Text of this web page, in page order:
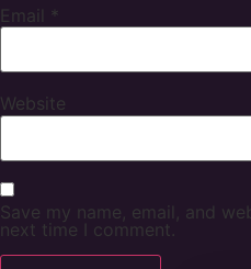
Email *
Website
Save my name, email, and
next time I comment.